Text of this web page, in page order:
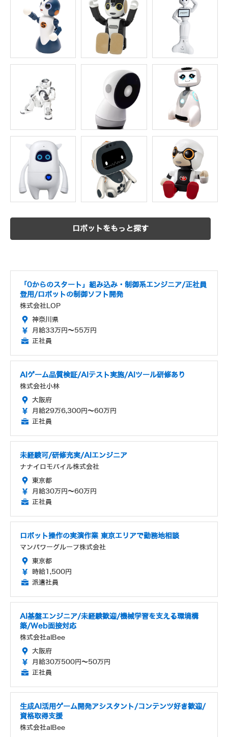
ロボットをもっと探す
「0からのスタート」組み込み・制御系エンジニア/正社員
登用/ロボットの制御ソフト開発
株式会社LOP
神奈川県
月給33万円～55万円
正社員
AIゲーム品質検証/AIテスト実施/AIツール研修あり
株式会社小林
大阪府
月給29万6,300円～60万円
正社員
未経験可/研修充実/AIエンジニア
ナナイロモバイル株式会社
東京都
月給30万円～60万円
正社員
ロボット操作の実演作業 東京エリアで勤務地相談
マンパワーグループ株式会社
東京都
時給1,500円
派遣社員
AI基盤エンジニア/未経験歓迎/機械学習を支える環境構
築/Web面接対応
株式会社alBee
大阪府
月給30万500円～50万円
正社員
生成AI活用ゲーム開発アシスタント/コンテンツ好き歓迎/
資格取得支援
株式会社alBee